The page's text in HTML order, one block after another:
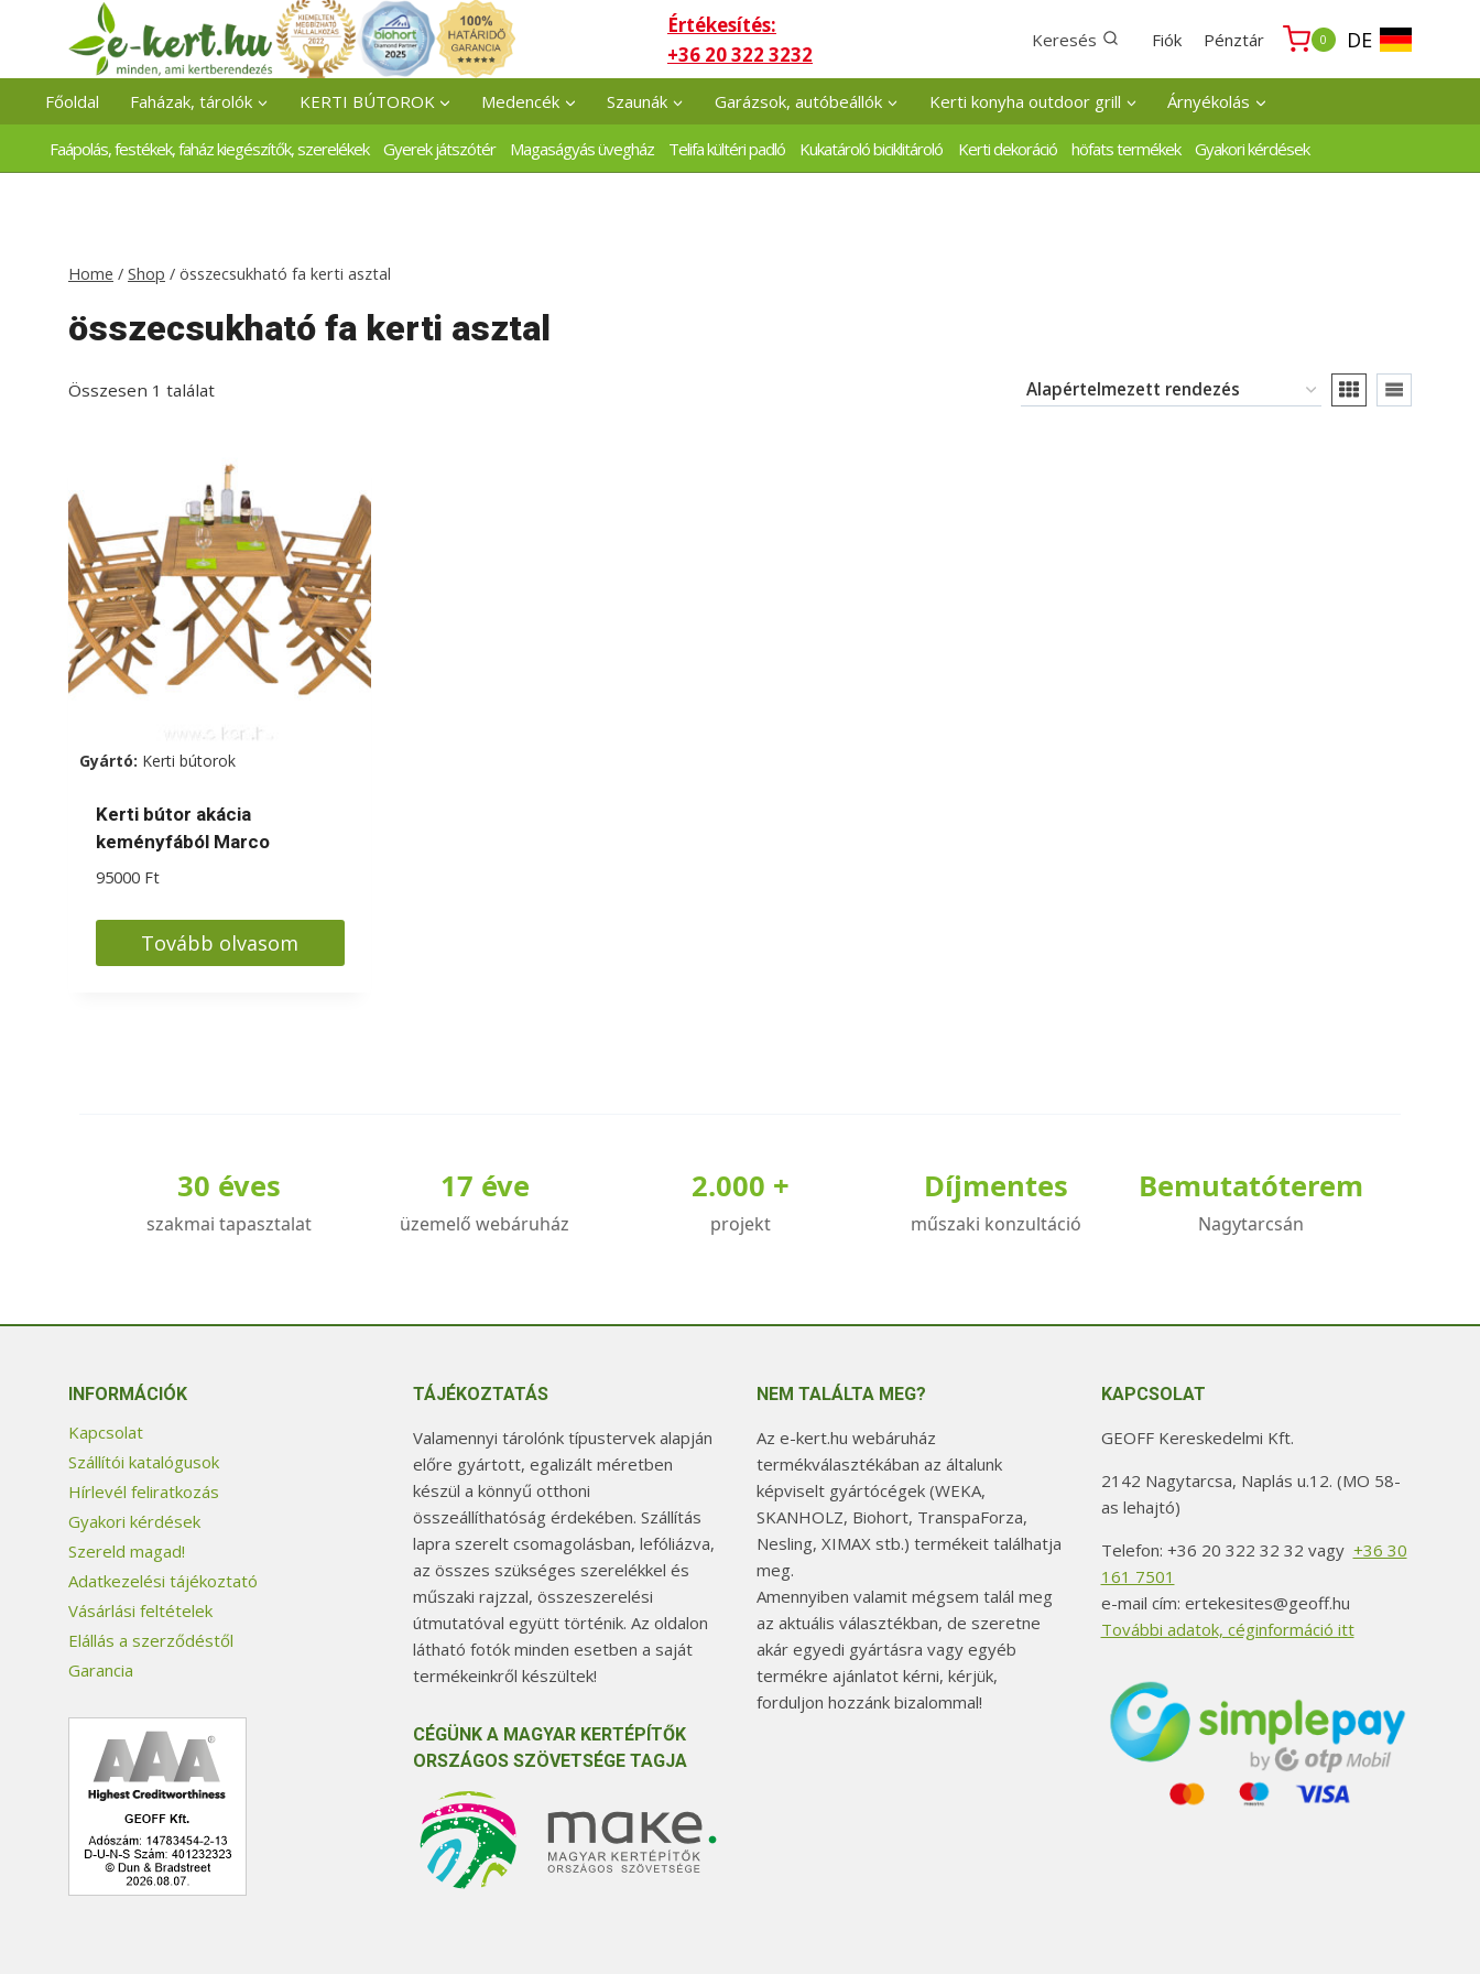
content
Értékesítés:
+36 20 322 3232
Keresés Fiók Pénztár 0 DE
Főoldal Faházak, tárolók KERTI BÚTOROK Medencék Szaunák Garázsok, autóbeállók Kerti konyha outdoor grill Árnyékolás
Faápolás, festékek, faház kiegészítők, szerelékek Gyerek játszótér Magaságyás üvegház Telifa kültéri padló Kukatároló biciklitároló Kerti dekoráció höfats termékek Gyakori kérdések
Home / Shop / összecsukható fa kerti asztal
összecsukható fa kerti asztal
Összesen 1 találat
Gyártó: Kerti bútorok
Kerti bútor akácia
keményfából Marco
95000 Ft
Tovább olvasom
30 éves
szakmai tapasztalat
17 éve
üzemelő webáruház
2.000 +
projekt
Díjmentes
műszaki konzultáció
Bemutatóterem
Nagytarcsán
INFORMÁCIÓK
Kapcsolat
Szállítói katalógusok
Hírlevél feliratkozás
Gyakori kérdések
Szereld magad!
Adatkezelési tájékoztató
Vásárlási feltételek
Elállás a szerződéstől
Garancia
TÁJÉKOZTATÁS
Valamennyi tárolónk típustervek alapján
előre gyártott, egalizált méretben
készül a könnyű otthoni
összeállíthatóság érdekében. Szállítás
lapra szerelt csomagolásban, lefóliázva,
az összes szükséges szerelékkel és
műszaki rajzzal, összeszerelési
útmutatóval együtt történik. Az oldalon
látható fotók minden esetben a saját
termékeinkről készültek!
CÉGÜNK A MAGYAR KERTÉPÍTŐK
ORSZÁGOS SZÖVETSÉGE TAGJA
NEM TALÁLTA MEG?
Az e-kert.hu webáruház
termékválasztékában az általunk
képviselt gyártócégek (WEKA,
SKANHOLZ, Biohort, TranspaForza,
Nesling, XIMAX stb.) termékeit találhatja
meg.
Amennyiben valamit mégsem talál meg
az aktuális választékban, de szeretne
akár egyedi gyártásra vagy egyéb
termékre ajánlatot kérni, kérjük,
forduljon hozzánk bizalommal!
KAPCSOLAT
GEOFF Kereskedelmi Kft.
2142 Nagytarcsa, Naplás u.12. (MO 58-
as lehajtó)
Telefon: +36 20 322 32 32 vagy +36 30
161 7501
e-mail cím: ertekesites@geoff.hu
További adatok, céginformáció itt